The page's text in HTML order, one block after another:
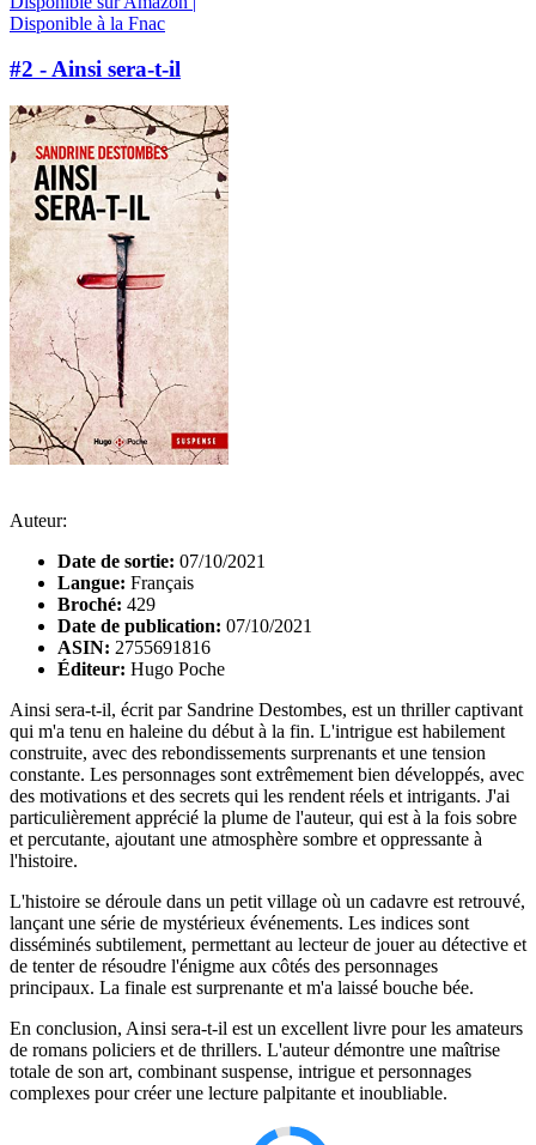
Disponible à la Fnac
#2 - Ainsi sera-t-il
Auteur:
Date de sortie: 07/10/2021
Langue: Français
Broché: 429
Date de publication: 07/10/2021
ASIN: 2755691816
Éditeur: Hugo Poche
Ainsi sera-t-il, écrit par Sandrine Destombes, est un thriller captivant
qui m'a tenu en haleine du début à la fin. L'intrigue est habilement
construite, avec des rebondissements surprenants et une tension
constante. Les personnages sont extrêmement bien développés, avec
des motivations et des secrets qui les rendent réels et intrigants. J'ai
particulièrement apprécié la plume de l'auteur, qui est à la fois sobre
et percutante, ajoutant une atmosphère sombre et oppressante à
l'histoire.
L'histoire se déroule dans un petit village où un cadavre est retrouvé,
lançant une série de mystérieux événements. Les indices sont
disséminés subtilement, permettant au lecteur de jouer au détective et
de tenter de résoudre l'énigme aux côtés des personnages
principaux. La finale est surprenante et m'a laissé bouche bée.
En conclusion, Ainsi sera-t-il est un excellent livre pour les amateurs
de romans policiers et de thrillers. L'auteur démontre une maîtrise
totale de son art, combinant suspense, intrigue et personnages
complexes pour créer une lecture palpitante et inoubliable.